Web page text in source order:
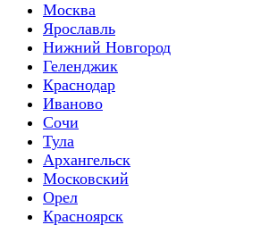
Москва
Ярославль
Нижний Новгород
Геленджик
Краснодар
Иваново
Сочи
Тула
Архангельск
Московский
Орел
Красноярск